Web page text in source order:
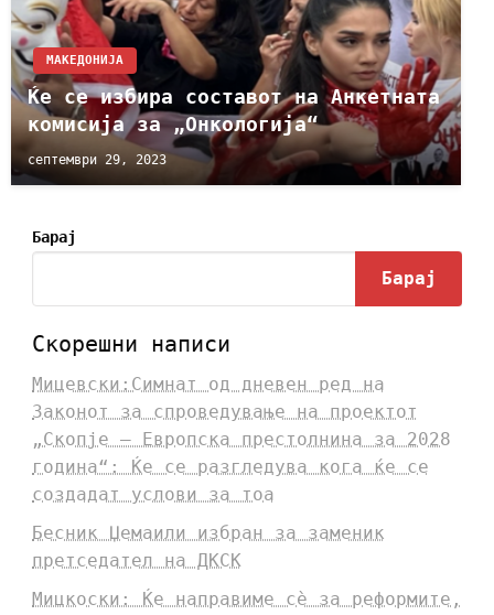
МАКЕДОНИЈА
Ќе се избира составот на Анкетната
комисија за „Онкологија“
септември 29, 2023
Барај
Барај
Скорешни написи
Мицевски:Симнат од дневен ред на
Законот за спроведување на проектот
„Скопје – Европска престолнина за 2028
година“: Ќе се разгледува кога ќе се
создадат услови за тоа
Бесник Џемаили избран за заменик
претседател на ДКСК
Мицкоски: Ќе направиме сè за реформите,